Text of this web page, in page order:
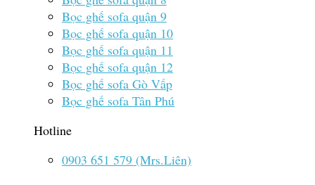
Bọc ghế sofa quận 9
Bọc ghế sofa quận 10
Bọc ghế sofa quận 11
Bọc ghế sofa quận 12
Bọc ghế sofa Gò Vấp
Bọc ghế sofa Tân Phú
Hotline
0903 651 579 (Mrs.Liên)